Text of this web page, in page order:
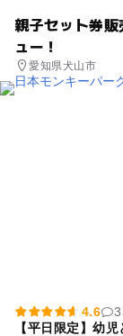
親子セット券
ュー！
愛知県犬山市
4.6
【平日限定】幼